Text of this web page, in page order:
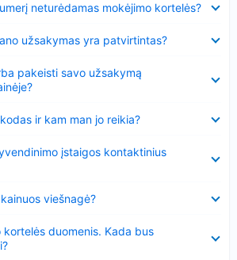
neturėdamas mokėjimo kortelės?
užsakymas yra patvirtintas?
pakeisti savo užsakymą
ir kam man jo reikia?
įstaigos kontaktinius
viešnagė?
duomenis. Kada bus